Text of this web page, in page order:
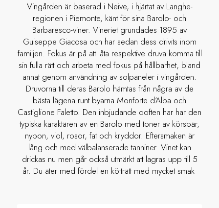
Vingården är baserad i Neive, i hjärtat av Langhe-
regionen i Piemonte, känt för sina Barolo- och
Barbaresco-viner. Vineriet grundades 1895 av
Guiseppe Giacosa och har sedan dess drivits inom
familjen. Fokus är på att låta respektive druva komma till
sin fulla rätt och arbeta med fokus på hållbarhet, bland
annat genom användning av solpaneler i vingården.
Druvorna till deras Barolo hämtas från några av de
bästa lägena runt byarna Monforte d’Alba och
Castiglione Faletto. Den inbjudande doften har har den
typiska karaktären av en Barolo med toner av körsbär,
nypon, viol, rosor, fat och kryddor. Eftersmaken är
lång och med välbalanserade tanniner. Vinet kan
drickas nu men går också utmärkt att lagras upp till 5
år. Du äter med fördel en kötträtt med mycket smak